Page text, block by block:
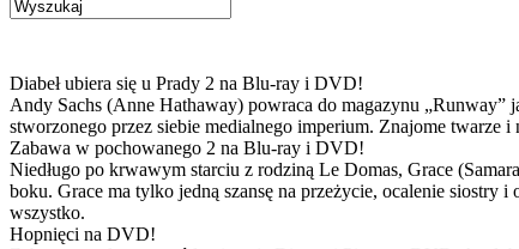
Diabeł ubiera się u Prady 2 na Blu-ray i DVD!
Andy Sachs (Anne Hathaway) powraca do magazynu „Runway”
stworzonego przez siebie medialnego imperium. Znajome
Zabawa w pochowanego 2 na Blu-ray i DVD!
Niedługo po krwawym starciu z rodziną Le Domas, Grace
boku. Grace ma tylko jedną szansę na przeżycie, ocalenie
wszystko.
Hopnięci na DVD!